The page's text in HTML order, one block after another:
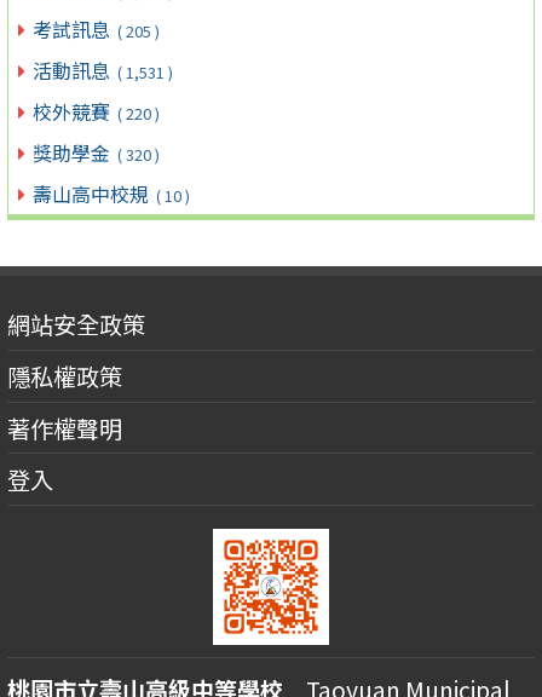
考試訊息 ( 205 )
活動訊息 ( 1,531 )
校外競賽 ( 220 )
獎助學金 ( 320 )
壽山高中校規 ( 10 )
網站安全政策
隱私權政策
著作權聲明
登入